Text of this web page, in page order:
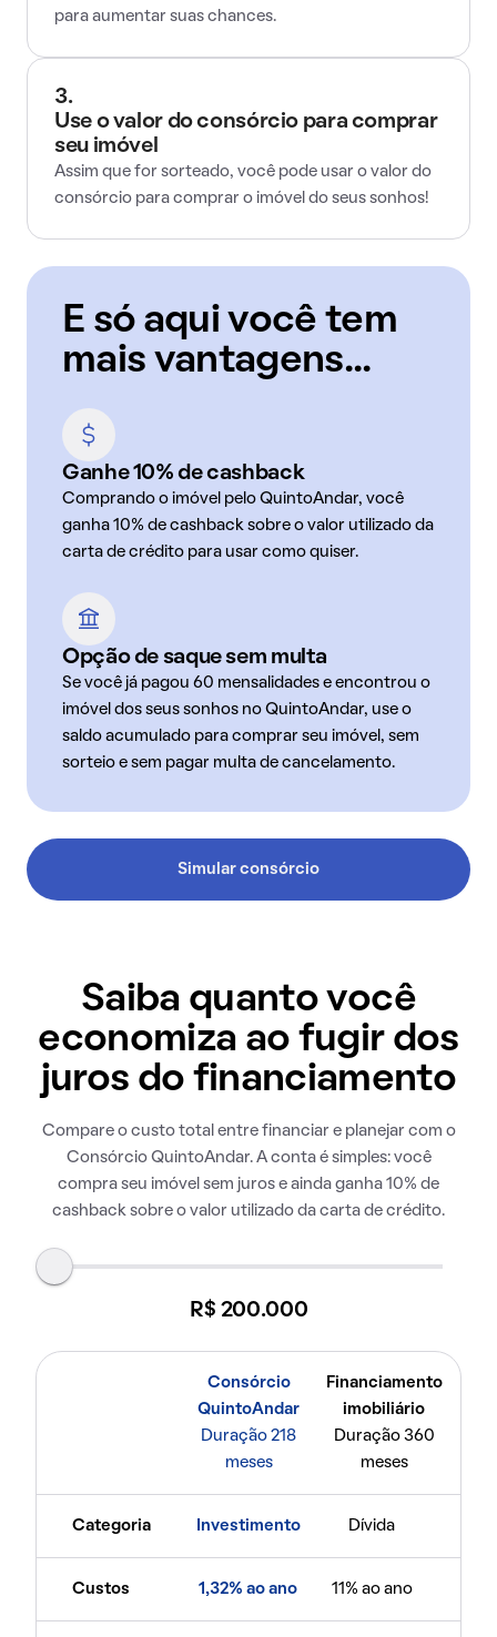
para aumentar suas chances.
3.
Use o valor do consórcio para comprar
seu imóvel
Assim que for sorteado, você pode usar o valor do
consórcio para comprar o imóvel do seus sonhos!
E só aqui você tem
mais vantagens...
Ganhe 10% de cashback
Comprando o imóvel pelo QuintoAndar, você
ganha 10% de cashback sobre o valor utilizado da
carta de crédito para usar como quiser.
Opção de saque sem multa
Se você já pagou 60 mensalidades e encontrou o
imóvel dos seus sonhos no QuintoAndar, use o
saldo acumulado para comprar seu imóvel, sem
sorteio e sem pagar multa de cancelamento.
Simular consórcio
Saiba quanto você
economiza ao fugir dos
juros do financiamento
Compare o custo total entre financiar e planejar com o
Consórcio QuintoAndar. A conta é simples: você
compra seu imóvel sem juros e ainda ganha 10% de
cashback sobre o valor utilizado da carta de crédito.
R$ 200.000
Consórcio
QuintoAndar
Duração 218
meses
Financiamento
imobiliário
Duração 360
meses
Categoria Investimento Dívida
Custos 1,32% ao ano 11% ao ano